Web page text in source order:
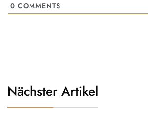
0 COMMENTS
Nächster Artikel